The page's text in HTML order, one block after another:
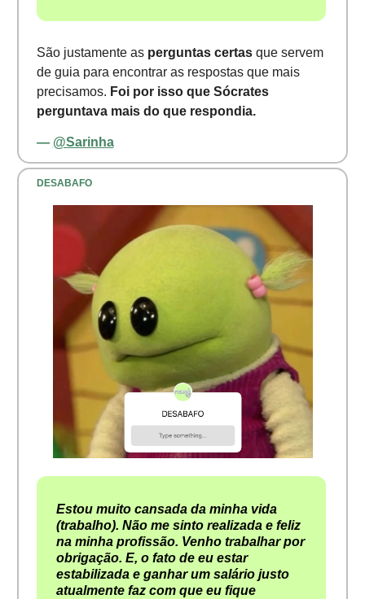
São justamente as perguntas certasque servem
de guia para encontrar as respostas que mais
precisamos. Foi por isso que Sócrates
perguntava mais do que respondia.
— @Sarinha
DESABAFO
Estou muito cansada da minha vida
(trabalho). Não me sinto realizada e feliz
na minha profissão. Venho trabalhar por
obrigação. E, o fato de eu estar
estabilizada e ganhar um salário justo
atualmente faz com que eu fique